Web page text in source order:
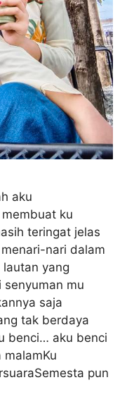
aku
ku
teringat jelas
nari dalam
yang
mu
saja
tak berdaya
benci… aku benci
malamKu
pun